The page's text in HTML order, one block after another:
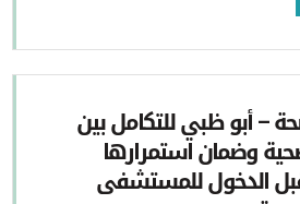
– أبو ظبي للتكامل بين
وضمان استمرارها
الدخول للمستشفى